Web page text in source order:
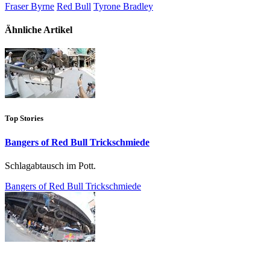
Fraser Byrne Red Bull Tyrone Bradley
Ähnliche Artikel
Top Stories
Bangers of Red Bull Trickschmiede
Schlagabtausch im Pott.
Bangers of Red Bull Trickschmiede